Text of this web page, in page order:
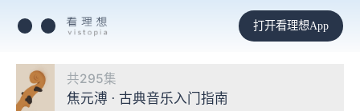
打开看理想App
共295集
焦元溥 · 古典音乐入门指南